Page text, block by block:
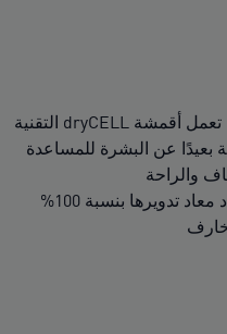
التحكم في الرطوبة: تعمل أقمشة dryCELL التقنية
عن البشرة للمساعدة
والراحة
منتج مصنوع من مواد معاد تدويرها بنسبة 100%